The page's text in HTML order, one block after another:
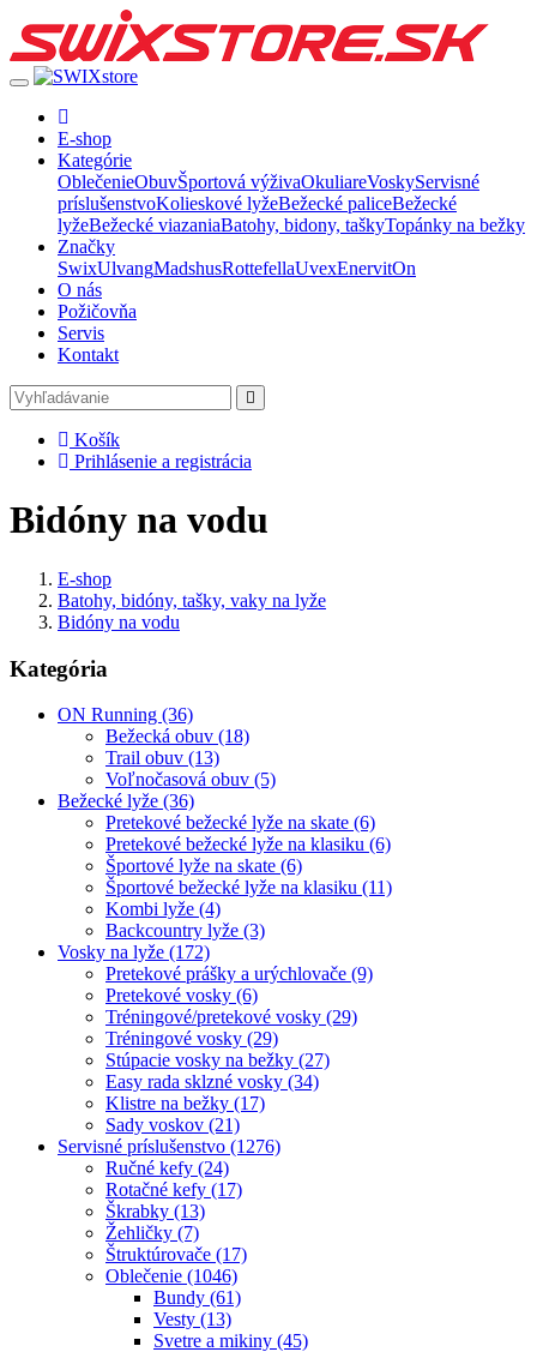
E-shop
Kategórie
OblečenieObuvŠportová výživaOkuliareVoskyServisné
príslušenstvoKolieskové lyžeBežecké paliceBežecké
lyžeBežecké viazaniaBatohy, bidony, taškyTopánky na bežky
Značky
SwixUlvangMadshusRottefellaUvexEnervitOn
O nás
Požičovňa
Servis
Kontakt
Košík
Prihlásenie a registrácia
Bidóny na vodu
E-shop
Batohy, bidóny, tašky, vaky na lyže
Bidóny na vodu
Kategória
ON Running (36)
Bežecká obuv (18)
Trail obuv (13)
Voľnočasová obuv (5)
Bežecké lyže (36)
Pretekové bežecké lyže na skate (6)
Pretekové bežecké lyže na klasiku (6)
Športové lyže na skate (6)
Športové bežecké lyže na klasiku (11)
Kombi lyže (4)
Backcountry lyže (3)
Vosky na lyže (172)
Pretekové prášky a urýchlovače (9)
Pretekové vosky (6)
Tréningové/pretekové vosky (29)
Tréningové vosky (29)
Stúpacie vosky na bežky (27)
Easy rada sklzné vosky (34)
Klistre na bežky (17)
Sady voskov (21)
Servisné príslušenstvo (1276)
Ručné kefy (24)
Rotačné kefy (17)
Škrabky (13)
Žehličky (7)
Štruktúrovače (17)
Oblečenie (1046)
Bundy (61)
Vesty (13)
Svetre a mikiny (45)